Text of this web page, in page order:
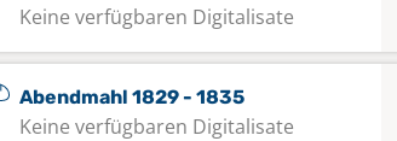
Keine verfügbaren Digitalisate
Abendmahl 1829 - 1835
Keine verfügbaren Digitalisate